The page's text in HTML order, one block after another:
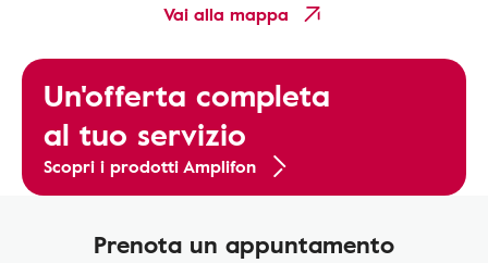
Vai alla mappa
Un'offerta completa
al tuo servizio
Scopri i prodotti Amplifon
Prenota un appuntamento